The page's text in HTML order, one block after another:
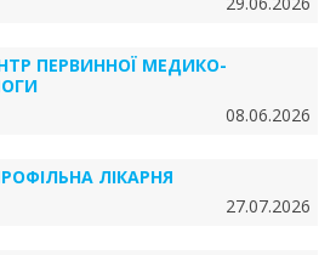
ПЕРВИННОЇ МЕДИКО-
08.06.2026
ЛІКАРНЯ
27.07.2026